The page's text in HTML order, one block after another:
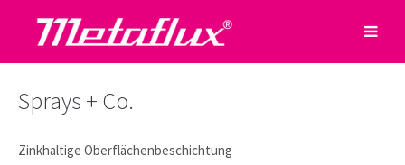
Sprays + Co.
Zinkhaltige Oberflächenbeschichtung